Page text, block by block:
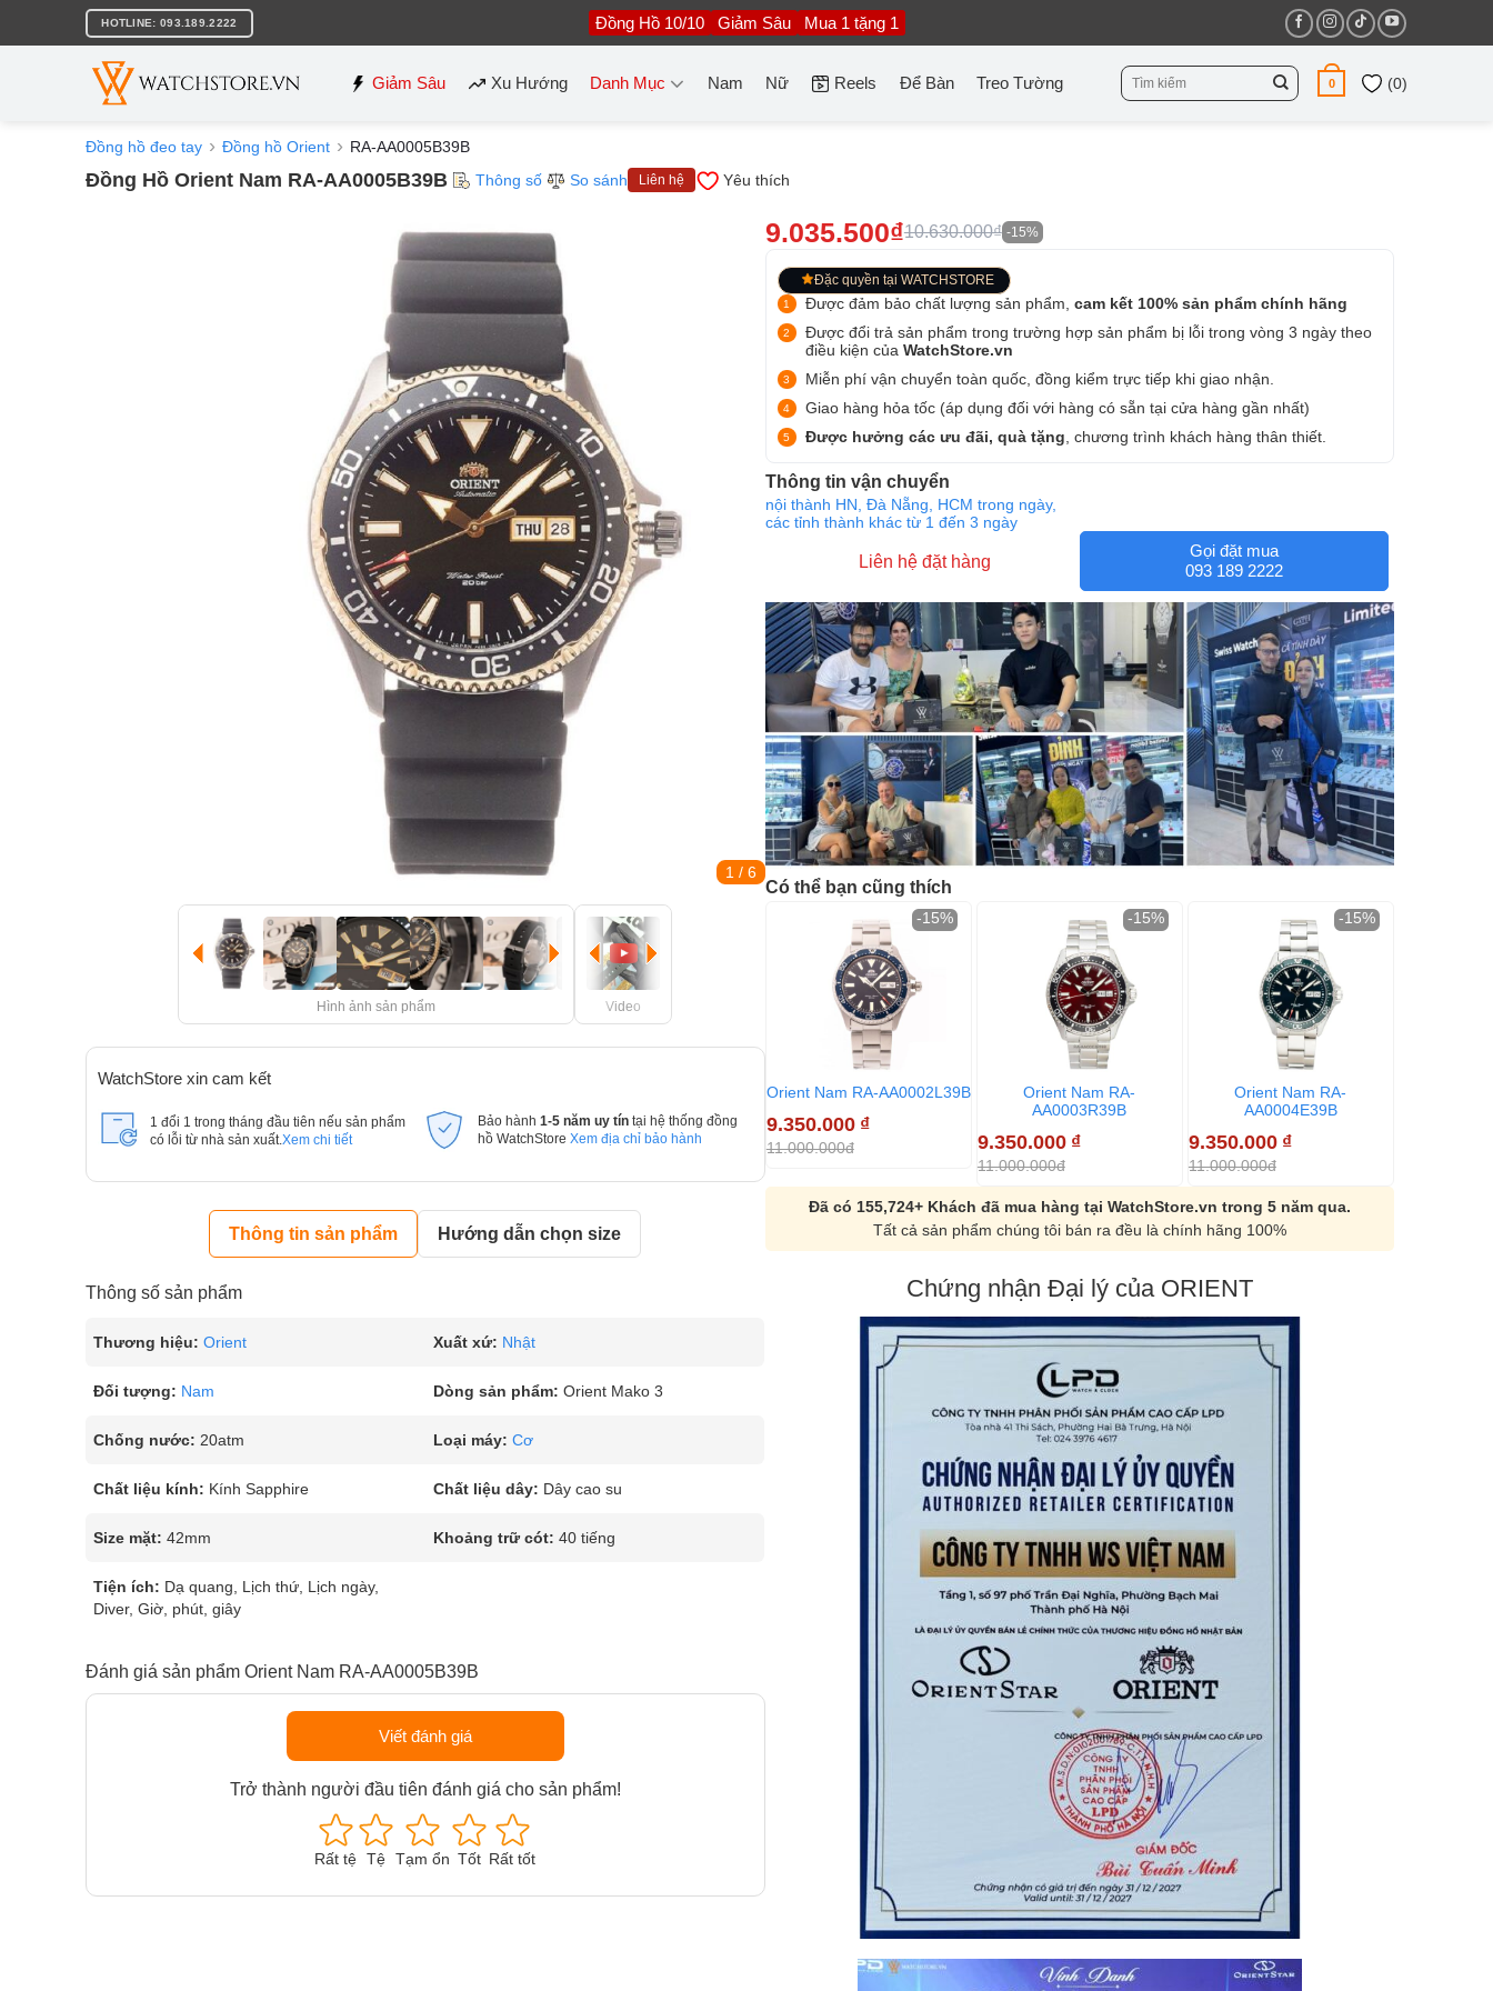
nội
HOTLINE: 093.189.2222 Đồng Hồ 10/10 Giảm Sâu Mua 1 tặng 1
Giảm Sâu Xu Hướng Danh Mục Nam Nữ Reels Để Bàn Treo Tường
Tìm
kiếm:
0 (0)
Đồng hồ đeo tay Đồng hồ Orient RA-AA0005B39B
Đồng Hồ Orient Nam RA-AA0005B39B Thông số So sánh Liên hệ Yêu thích
1 / 6
Hình ảnh sản phẩm Video
WatchStore xin cam kết
1 đổi 1 trong tháng đầu tiên nếu sản phẩm
có lỗi từ nhà sản xuất. Xem chi tiết
Bảo hành 1-5 năm uy tín tại hệ thống đồng
hồ WatchStore Xem địa chỉ bảo hành
Thông tin sản phẩm Hướng dẫn chọn size
Thông số sản phẩm
Thương hiệu: Orient Xuất xứ: Nhật
Đối tượng: Nam Dòng sản phẩm: Orient Mako 3
Chống nước: 20atm Loại máy: Cơ
Chất liệu kính: Kính Sapphire Chất liệu dây: Dây cao su
Size mặt: 42mm Khoảng trữ cót: 40 tiếng
Tiện ích: Dạ quang, Lịch thứ, Lịch ngày,
Diver, Giờ, phút, giây
Đánh giá sản phẩm Orient Nam RA-AA0005B39B
Viết đánh giá
Trở thành người đầu tiên đánh giá cho sản phẩm!
Rất tệ Tệ Tạm ổn Tốt Rất tốt
9.035.500₫10.630.000₫ -15%
Đặc quyền tại WATCHSTORE
Được đảm bảo chất lượng sản phẩm, cam kết 100% sản phẩm chính hãng
Được đổi trả sản phẩm trong trường hợp sản phẩm bị lỗi trong vòng 3 ngày theo
điều kiện của WatchStore.vn
Miễn phí vận chuyển toàn quốc, đồng kiểm trực tiếp khi giao nhận.
Giao hàng hỏa tốc (áp dụng đối với hàng có sẵn tại cửa hàng gần nhất)
Được hưởng các ưu đãi, quà tặng , chương trình khách hàng thân thiết.
Thông tin vận chuyển
nội thành HN, Đà Nẵng, HCM trong ngày,
các tỉnh thành khác từ 1 đến 3 ngày
Liên hệ đặt hàng
Gọi đặt mua
093 189 2222
Có thể bạn cũng thích
Orient Nam RA-AA0002L39B
9.350.000 ₫
11.000.000đ
-15%
Orient Nam RA-
AA0003R39B
9.350.000 ₫
11.000.000đ
-15%
Orient Nam RA-
AA0004E39B
9.350.000 ₫
11.000.000đ
-15%
Đã có 155,724+ Khách đã mua hàng tại WatchStore.vn trong 5 năm qua.
Tất cả sản phẩm chúng tôi bán ra đều là chính hãng 100%
Chứng nhận Đại lý của ORIENT